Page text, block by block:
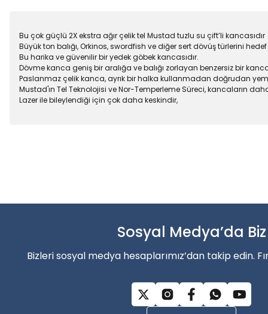
Bu çok güçlü 2X ekstra ağır çelik tel Mustad tuzlu su çift’li kancasıdır
Büyük ton balığı, Orkinos, swordfish ve diğer sert dövüş türlerini
Bu harika ve güvenilir bir yedek göbek kancasıdır.
Dövme kanca geniş bir aralığa ve balığı zorlayan benzersiz bir
Paslanmaz çelik kanca, ayrık bir halka kullanmadan doğrudan
Mustad'ın Tel Teknolojisi ve Nor-Temperleme Süreci, kancaların
Lazer ile bileylendiği için çok daha keskindir,
Ürün fiyatı diğer sitelerden daha pahalı.
Bu ürüne benzer farklı alternatifler olmalı.
Alışverişe Başla
Sosyal Medya’da Biz
Bizleri sosyal medya hesaplarımız’dan takip edin.